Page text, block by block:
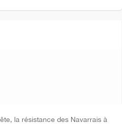
la résistance des Navarrais à